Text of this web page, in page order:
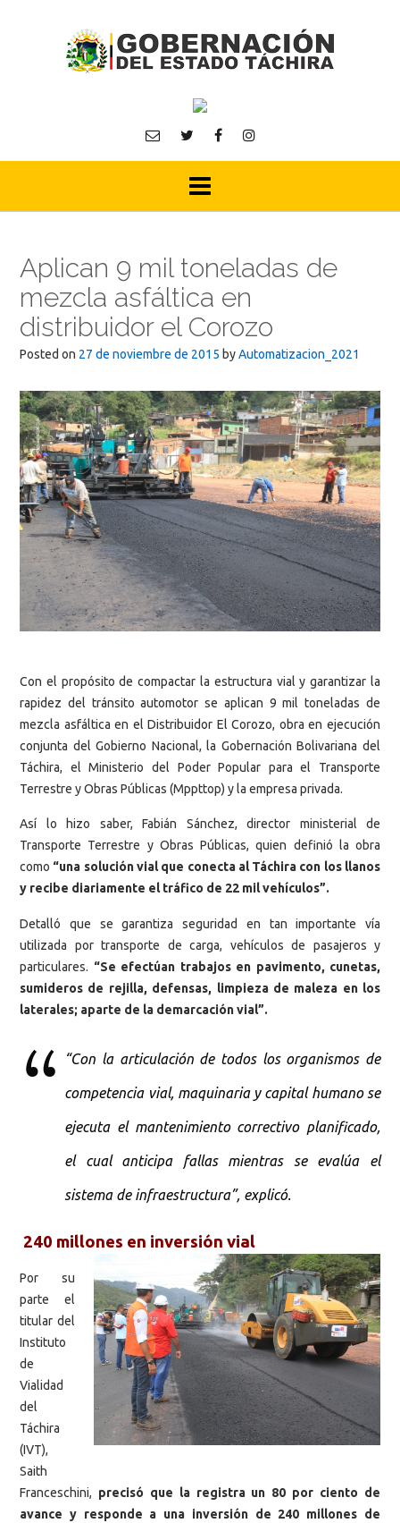
Aplican 9 mil toneladas de
mezcla asfáltica en
distribuidor el Corozo
Posted on 27 de noviembre de 2015 byAutomatizacion_2021
Con el propósito de compactar la estructura vial y garantizar la
rapidez del tránsito automotor se aplican 9 mil toneladas de
mezcla asfáltica en el Distribuidor El Corozo, obra en ejecución
conjunta del Gobierno Nacional, la Gobernación Bolivariana del
Táchira, el Ministerio del Poder Popular para el Transporte
Terrestre y Obras Públicas (Mppttop) y la empresa privada.
Así lo hizo saber, Fabián Sánchez, director ministerial de
Transporte Terrestre y Obras Públicas, quien definió la obra
como “una solución vial que conecta al Táchira con los llanos
y recibe diariamente el tráfico de 22 mil vehículos”.
Detalló que se garantiza seguridad en tan importante vía
utilizada por transporte de carga, vehículos de pasajeros y
particulares. “Se efectúan trabajos en pavimento, cunetas,
sumideros de rejilla, defensas, limpieza de maleza en los
laterales; aparte de la demarcación vial”.
“Con la articulación de todos los organismos de
competencia vial, maquinaria y capital humano se
ejecuta el mantenimiento correctivo planificado,
el cual anticipa fallas mientras se evalúa el
sistema de infraestructura”, explicó.
240 millones en inversión vial
Por su
parte el
titular del
Instituto
de
Vialidad
del
Táchira
(IVT),
Saith
Franceschini, precisó que la registra un 80 por ciento de
avance y responde a una inversión de 240 millones de